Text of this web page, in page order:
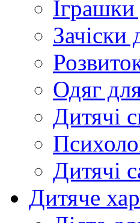
Іграшки
Зачіски
Одяг
Дитячі
Дитячі
Дитяче